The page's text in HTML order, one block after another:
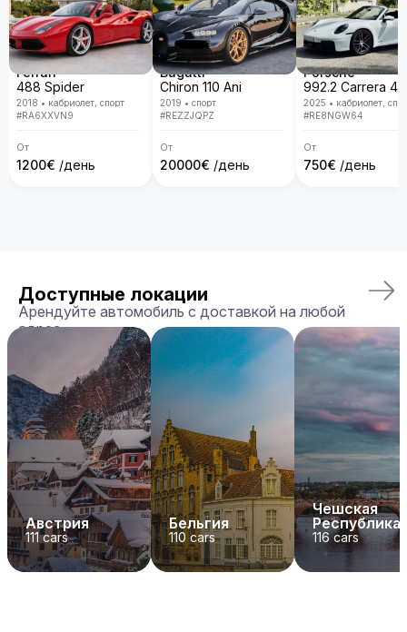
Ferrari
488 Spider
2018 • кабриолет, спорт
#RA6XXVN9
От
1200€ /день
Bugatti
Chiron 110 Ani
2019 • спорт
#REZZJQPZ
От
20000€ /день
Porsche
2025 • кабриолет,
#RE8NGW64
От
750€ /день
Доступные локации
Арендуйте автомобиль с доставкой на любой
адрес
Австрия
111cars
Бельгия
110 cars
Чешская
Республика
116cars